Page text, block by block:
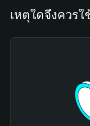
เหตุใดจึงควรใ